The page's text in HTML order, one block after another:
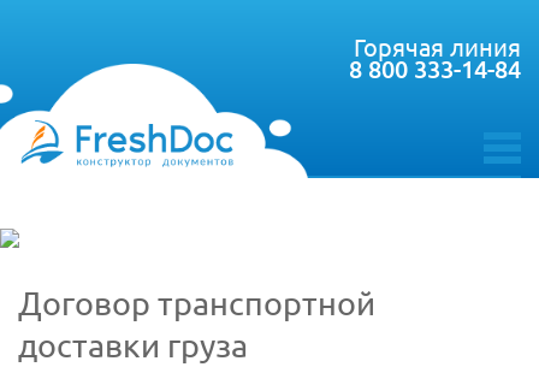
toggle
Горячая линия
8 800 333-14-84
Договор транспортной
доставки груза